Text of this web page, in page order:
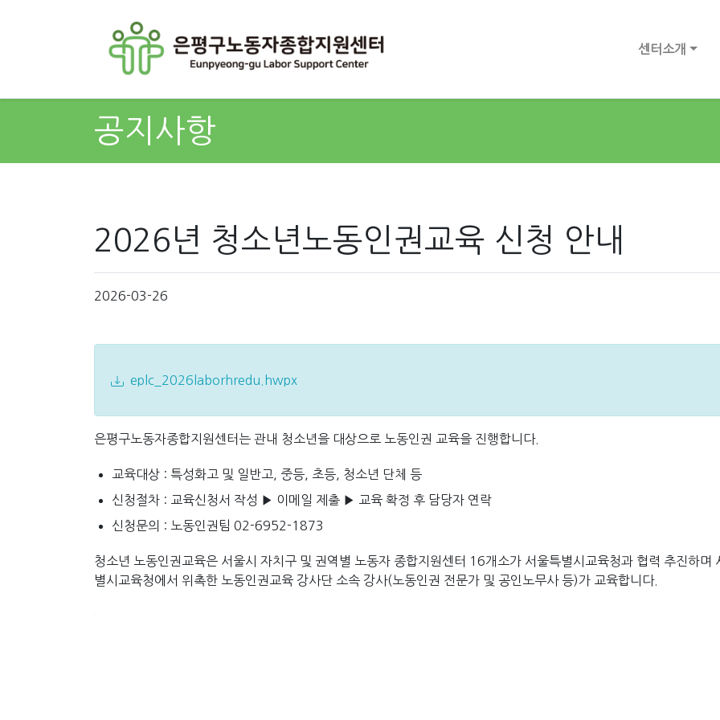
센터소개
공지사항
2026년 청소년노동인권교육 신청 안내
2026-03-26
eplc_2026laborhredu.hwpx
은평구노동자종합지원센터는 관내 청소년을 대상으로 노동인권 교육을 진행합니다.
교육대상 : 특성화고 및 일반고, 중등, 초등, 청소년 단체 등
신청절차 : 교육신청서 작성 ▶ 이메일 제출 ▶ 교육 확정 후 담당자 연락
신청문의 : 노동인권팀 02-6952-1873
청소년 노동인권교육은 서울시 자치구 및 권역별 노동자 종합지원센터 16개소가 서울특별시교육청과 협력 추진하며
별시교육청에서 위촉한 노동인권교육 강사단 소속 강사(노동인권 전문가 및 공인노무사 등)가 교육합니다.